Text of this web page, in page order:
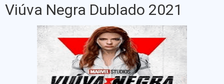
Viúva Negra Dublado 2021